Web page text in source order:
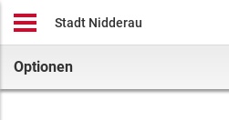
Stadt Nidderau
Optionen